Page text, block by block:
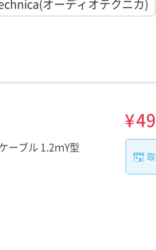
ーブル 1.2ｍY型
¥